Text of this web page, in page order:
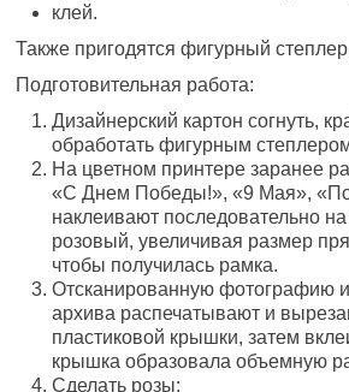
клей.
Также пригодятся фигурный
Подготовительная работа:
Дизайнерский картон согнуть,
обработать фигурным
На цветном принтере заранее
«С Днем Победы!», «9 Мая»,
наклеивают последовательно
розовый, увеличивая размер
чтобы получилась рамка.
Отсканированную фотографию
архива распечатывают и
пластиковой крышки, затем
крышка образовала объемную
Сделать розы: